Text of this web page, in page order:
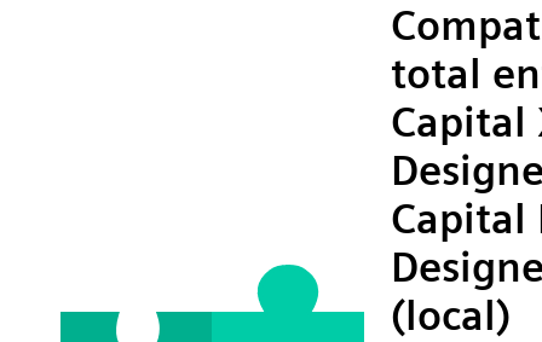
total
Capital
Capital
(local)